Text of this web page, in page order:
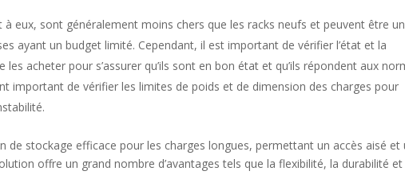
à eux, sont généralement moins chers que les racks neufs et peuvent être
ayant un budget limité. Cependant, il est important de vérifier l’état et la
les acheter pour s’assurer qu’ils sont en bon état et qu’ils répondent aux
important de vérifier les limites de poids et de dimension des charges pour
de stockage efficace pour les charges longues, permettant un accès aisé et
offre un grand nombre d’avantages tels que la flexibilité, la durabilité et